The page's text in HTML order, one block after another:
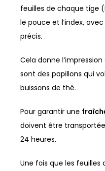
feuilles de chaque tige
le pouce et l’index,
précis.
Cela donne
sont des papillons qui
buissons de thé.
Pour garantir une
doivent être
24 heures.
Une fois que les feuilles